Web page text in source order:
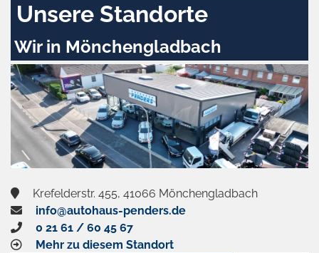
Unsere Standorte
Wir in Mönchengladbach
Krefelderstr. 455, 41066 Mönchengladbach
info@autohaus-penders.de
0 21 61 / 60 45 67
Mehr zu diesem Standort